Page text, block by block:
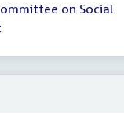
on Social